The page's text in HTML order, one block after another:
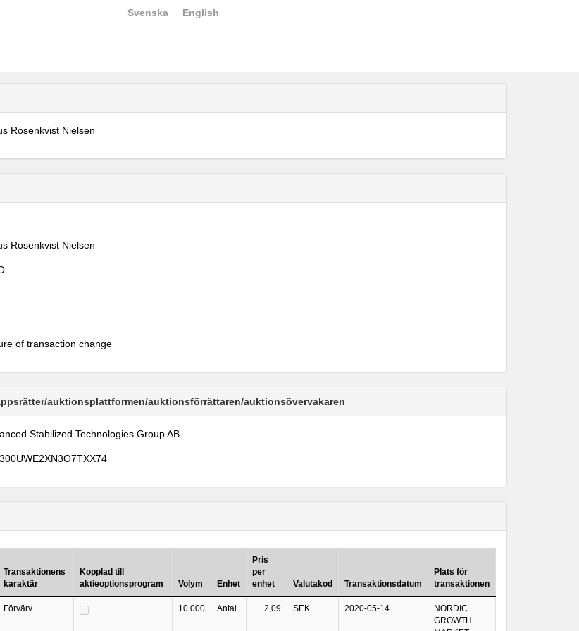
Svenska English
Rosenkvist Nielsen
Rosenkvist Nielsen
of transaction change
auktionsplattformen/auktionsförrättaren/auktionsövervakaren
Stabilized Technologies Group AB
Transaktionens
karaktär
Kopplad till
aktieoptionsprogram
Volym Enhet
Pris
per
enhet
Valutakod Transaktionsdatum
Plats för
transaktionen
Förvärv 10 000 Antal 2,09 SEK 2020-05-14
NORDIC
GROWTH